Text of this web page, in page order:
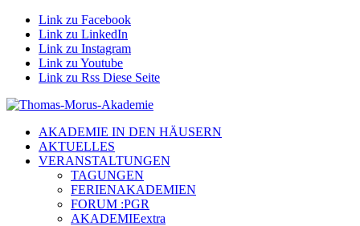
Link zu Facebook
Link zu LinkedIn
Link zu Instagram
Link zu Youtube
Link zu Rss Diese Seite
AKADEMIE IN DEN HÄUSERN
AKTUELLES
VERANSTALTUNGEN
TAGUNGEN
FERIENAKADEMIEN
FORUM :PGR
AKADEMIEextra